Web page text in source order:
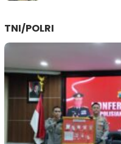
TNI/POLRI